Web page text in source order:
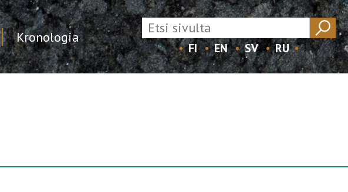
Kronologia
FI EN SV RU